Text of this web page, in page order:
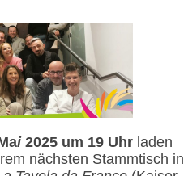
i 2025 um 19 Uhr laden
nächsten Stammtisch in